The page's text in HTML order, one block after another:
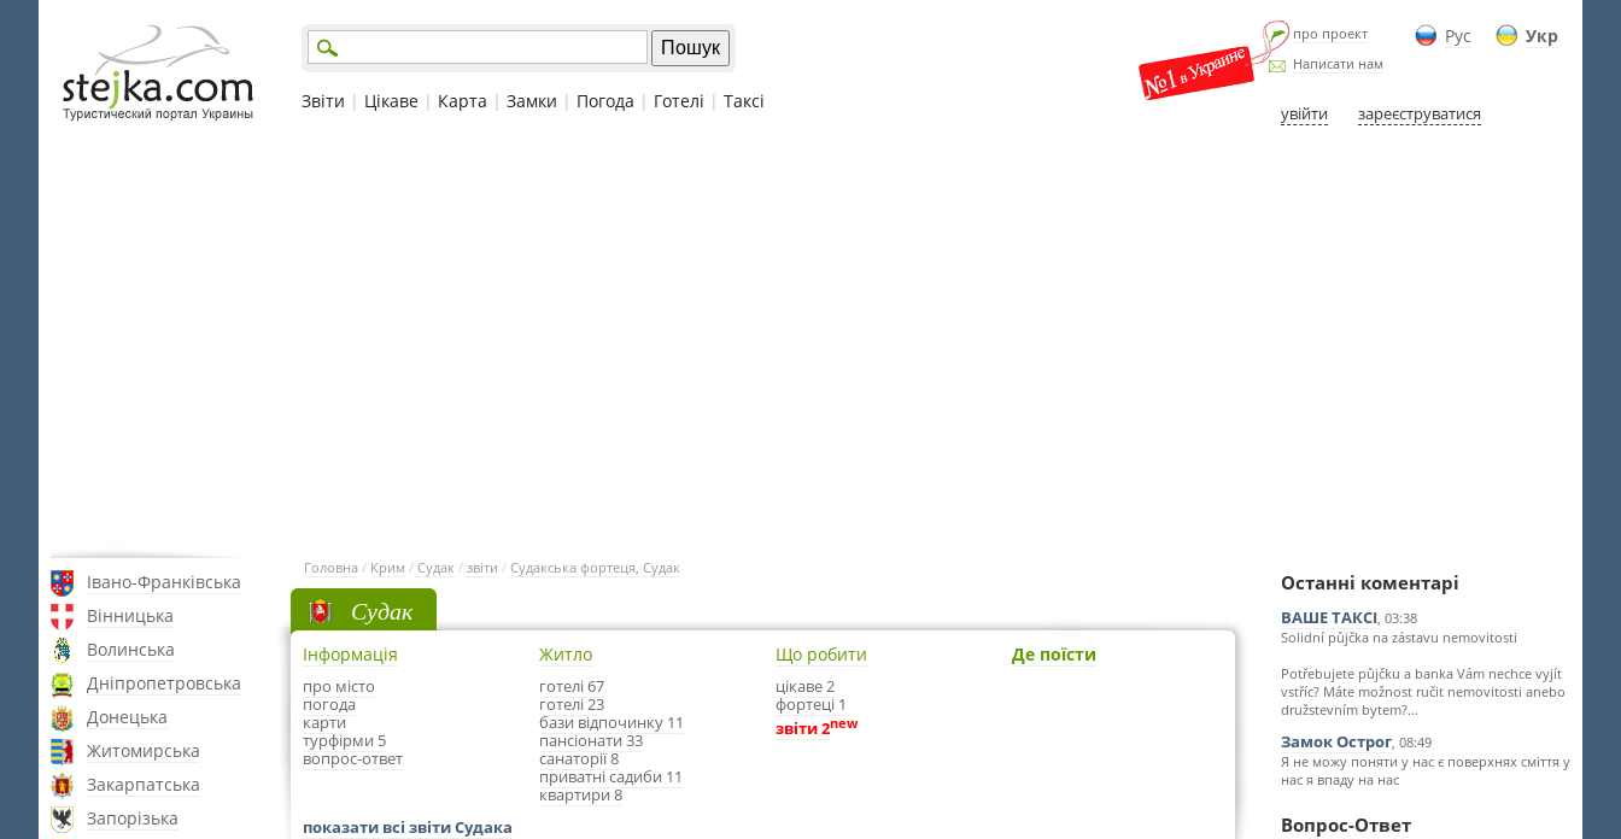
Рус Укр
про проект
Написати нам
увійти зареєструватися
Звіти | Цікаве | Карта | Замки | Погода | Готелі | Таксі
Івано-Франківська
Вінницька
Волинська
Дніпропетровська
Донецька
Житомирська
Закарпатська
Запорізька
Головна / Крим / Судак / звіти / Судакська фортеця, Судак
Судак
Інформація
про місто
погода
карти
турфірми 5
вопрос-ответ
Житло
готелі 67
готелі 23
бази відпочинку 11
пансіонати 33
санаторії 8
приватні садиби 11
квартири 8
Що робити
цікаве 2
фортеці 1
звіти 2new
Де поїсти
показати всі звіти Судака
Останні коментарі
ВАШЕ ТАКСІ, 03:38
Solidní půjčka na zástavu nemovitosti
Potřebujete půjčku a banka Vám nechce vyjít
vstříc? Máte možnost ručit nemovitosti anebo
družstevním bytem?...
Замок Острог, 08:49
Я не можу поняти у нас є поверхнях сміття у
нас я впаду на нас
Вопрос-Ответ